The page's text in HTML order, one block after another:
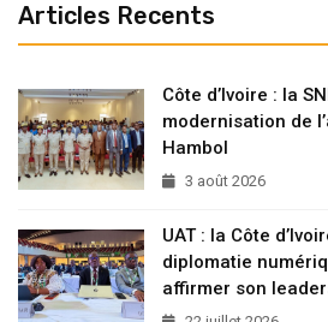
Articles Recents
Côte d’Ivoire : la
modernisation de
Hambol
3 août 2026
UAT : la Côte
diplomatie
affirmer son